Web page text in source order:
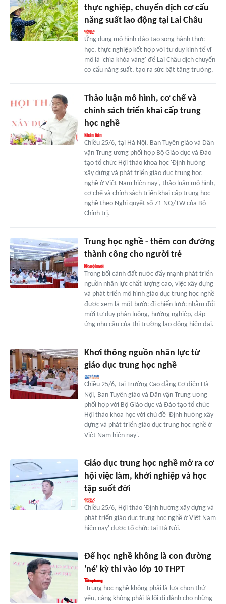
thực nghiệp, chuyển dịch cơ cấu
năng suất lao động tại Lai Châu
Ứng dụng mô hình đào tạo song hành thực
học, thực nghiệp kết hợp với tư duy kinh tế vĩ
mô là 'chìa khóa vàng' để Lai Châu dịch chuyển
cơ cấu năng suất, tạo ra sức bật tăng trưởng.
Thảo luận mô hình, cơ chế và
chính sách triển khai cấp trung
học nghề
Chiều 25/6, tại Hà Nội, Ban Tuyên giáo và Dân
vận Trung ương phối hợp Bộ Giáo dục và Đào
tạo tổ chức Hội thảo khoa học 'Định hướng
xây dựng và phát triển giáo dục trung học
nghề ở Việt Nam hiện nay', thảo luận mô hình,
cơ chế và chính sách triển khai cấp trung học
nghề theo Nghị quyết số 71-NQ/TW của Bộ
Chính trị.
Trung học nghề - thêm con đường
thành công cho người trẻ
Trong bối cảnh đất nước đẩy mạnh phát triển
nguồn nhân lực chất lượng cao, việc xây dựng
và phát triển mô hình giáo dục trung học nghề
được xem là một bước đi chiến lược nhằm đổi
mới tư duy phân luồng, hướng nghiệp, đáp
ứng nhu cầu của thị trường lao động hiện đại.
Khơi thông nguồn nhân lực từ
giáo dục trung học nghề
Chiều 25/6, tại Trường Cao đẳng Cơ điện Hà
Nội, Ban Tuyên giáo và Dân vận Trung ương
phối hợp với Bộ Giáo dục và Đào tạo tổ chức
Hội thảo khoa học với chủ đề 'Định hướng xây
dựng và phát triển giáo dục trung học nghề ở
Việt Nam hiện nay'.
Giáo dục trung học nghề mở ra cơ
hội việc làm, khởi nghiệp và học
tập suốt đời
Chiều 25/6, Hội thảo 'Định hướng xây dựng và
phát triển giáo dục trung học nghề ở Việt Nam
hiện nay' được tổ chức tại Hà Nội.
Để học nghề không là con đường
'né' kỳ thi vào lớp 10 THPT
'Trung học nghề không phải là lựa chọn thứ
yếu, càng không phải là lối đi dành cho những